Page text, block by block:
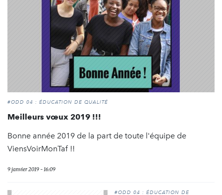
#ODD 04 : ÉDUCATION DE QUALITÉ
Meilleurs vœux 2019 !!!
Bonne année 2019 de la part de toute l'équipe de
ViensVoirMonTaf !!
9 janvier 2019 - 16:09
#ODD 04 : ÉDUCATION DE